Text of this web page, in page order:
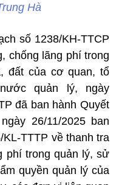
Hà
số 1238/KH-TTCP
chống lãng phí trong
đất của cơ quan, tổ
quản lý, ngày
đã ban hành Quyết
26/11/2025 ban
TTTP về thanh tra
phí trong quản lý, sử
quyền quản lý của